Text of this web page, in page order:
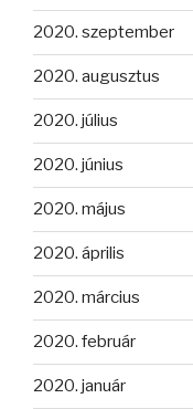
2020. szeptember
2020. augusztus
2020. július
2020. június
2020. május
2020. április
2020. március
2020. február
2020. január